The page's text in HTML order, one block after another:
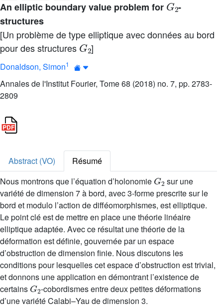
An elliptic boundary value problem for
-
structures
[Un problème de type elliptique avec données au bord
pour des structuresG2]
Donaldson, Simon1
Annales de l'Institut Fourier, Tome 68 (2018) no. 7, pp. 2783-
2809
Abstract (VO)
Résumé
Nous montrons que l’équation d’holonomie
G2
sur une
variété de dimension 7 à bord, avec 3-forme prescrite sur le
bord et modulo l’action de difféomorphismes, est elliptique.
Le point clé est de mettre en place une théorie linéaire
elliptique adaptée. Avec ce résultat une théorie de la
déformation est définie, gouvernée par un espace
d’obstruction de dimension finie. Nous discutons les
conditions pour lesquelles cet espace d’obstruction est trivial,
et donnons une application en démontrant l’existence de
certains
G2
-cobordismes entre deux petites déformations
d’une variété Calabi–Yau de dimension 3.